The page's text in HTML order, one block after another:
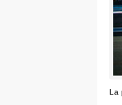
La